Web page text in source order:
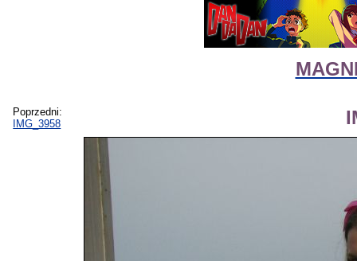
Poprzedni:
IMG_3958